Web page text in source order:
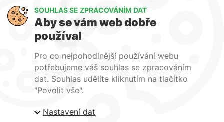
GDPR
WIRPO s.r.o.
Obchodní podmínky
O nás
Kontakty
Firemní web
SOUHLAS SE ZPRACOVÁNÍM DAT
Aby se vám web dobře
používal
Pro co nejpohodlnější používání webu
potřebujeme váš souhlas se zpracováním
dat. Souhlas udělíte kliknutím na tlačítko
"Povolit vše".
Nastavení dat